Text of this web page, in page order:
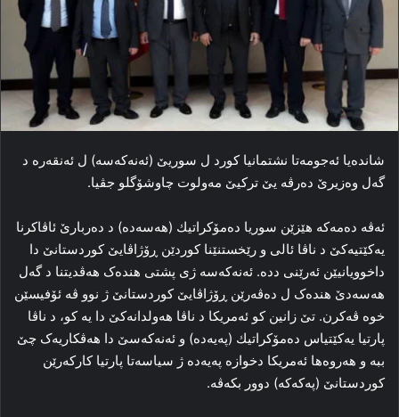
شاندەیا ئەجومەتا نشتمانیا كورد ل سوریێ (ئه‌نەکەسە) ل ئه‌نقه‌ره‌ د
گه‌ل وه‌زیرێ ده‌رڤه‌ یێ ترکیێ مه‌ولوت چاوشۆگلو جڤیا.
ئه‌ڤه‌ ده‌مه‌که‌ ھێزێن سوریا دەمۆكراتیك (هەسەدە) د ده‌ربارێ ئاڤاكرنا
یه‌کێتیه‌کێ د ناڤا ئالی و رێخستنێنا کوردێن ڕۆژاڤایێ کوردستانێ دا
داخوویانیێن ئه‌رێنی دده‌. ئه‌نەکەسە ژی پشتی هنده‌ک هه‌ڤدیتنا د گه‌ل
هەسەدێ هنده‌ک ل ده‌ڤه‌رێن ڕۆژاڤایێ کوردستانێ ژ نوو ڤه‌ ئۆفیسێن
خوه‌ ڤه‌کرن. تێ زانین کو ئەمریکا د ناڤا هه‌ولدانه‌کێ دا یه‌ کو، د ناڤا
پارتیا یەكێتیاس دەمۆكراتیك (پەیەدە) و ئه‌نەکەسێ دا هه‌ڤکاریه‌ک چێ
ببە و هه‌روه‌ها ئەمریکا دخوازه‌ پەیەدە ژ سیاسه‌تا پارتیا كاركەرێن
كوردستانێ (پەکەکە) دوور بکه‌ڤه‌.